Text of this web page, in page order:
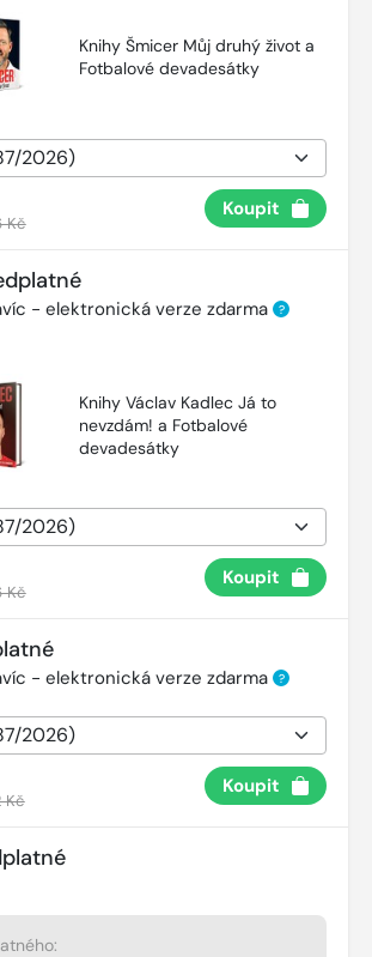
Knihy Šmicer Můj druhý život a
Fotbalové devadesátky
Kč
Koupit
- elektronická verze zdarma ?
Knihy Václav Kadlec Já to
nevzdám! a Fotbalové
devadesátky
Kč
Koupit
- elektronická verze zdarma ?
Kč
Koupit